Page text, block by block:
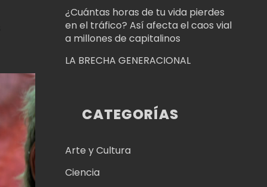
¿Cuántas horas de tu vida pierdes
en el tráfico? Así afecta el caos vial
a millones de capitalinos
LA BRECHA GENERACIONAL
CATEGORÍAS
Arte y Cultura
Ciencia